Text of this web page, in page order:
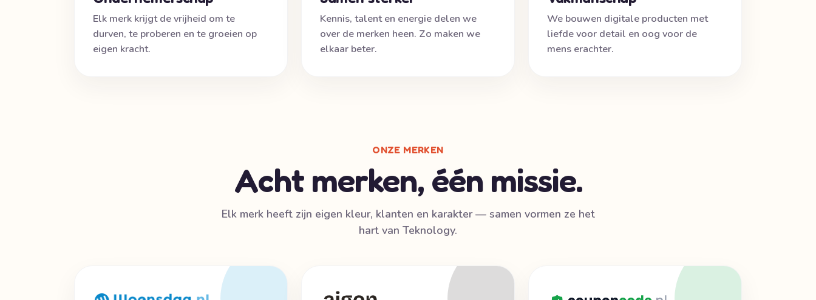
Elk merk krijgt de vrijheid om te
durven, te proberen en te groeien op
eigen kracht.
Kennis, talent en energie delen we
over de merken heen. Zo maken we
elkaar beter.
We bouwen digitale producten met
liefde voor detail en oog voor de
mens erachter.
ONZE MERKEN
Acht merken, één missie.
Elk merk heeft zijn eigen kleur, klanten en karakter — samen vormen ze het
hart van Teknology.